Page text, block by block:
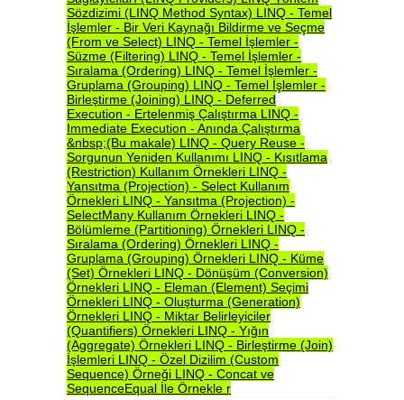
Sözdizimi (LINQ Method Syntax) LINQ - Temel
İşlemler - Bir Veri Kaynağı Bildirme ve Seçme
(From ve Select) LINQ - Temel İşlemler -
Süzme (Filtering) LINQ - Temel İşlemler -
Sıralama (Ordering) LINQ - Temel İşlemler -
Gruplama (Grouping) LINQ - Temel İşlemler -
Birleştirme (Joining) LINQ - Deferred
Execution - Ertelenmiş Çalıştırma LINQ -
Immediate Execution - Anında Çalıştırma
&nbsp;(Bu makale) LINQ - Query Reuse -
Sorgunun Yeniden Kullanımı LINQ - Kısıtlama
(Restriction) Kullanım Örnekleri LINQ -
Yansıtma (Projection) - Select Kullanım
Örnekleri LINQ - Yansıtma (Projection) -
SelectMany Kullanım Örnekleri LINQ -
Bölümleme (Partitioning) Örnekleri LINQ -
Sıralama (Ordering) Örnekleri LINQ -
Gruplama (Grouping) Örnekleri LINQ - Küme
(Set) Örnekleri LINQ - Dönüşüm (Conversion)
Örnekleri LINQ - Eleman (Element) Seçimi
Örnekleri LINQ - Oluşturma (Generation)
Örnekleri LINQ - Miktar Belirleyiciler
(Quantifiers) Örnekleri LINQ - Yığın
(Aggregate) Örnekleri LINQ - Birleştirme (Join)
İşlemleri LINQ - Özel Dizilim (Custom
Sequence) Örneği LINQ - Concat ve
SequenceEqual İle Örnekle r